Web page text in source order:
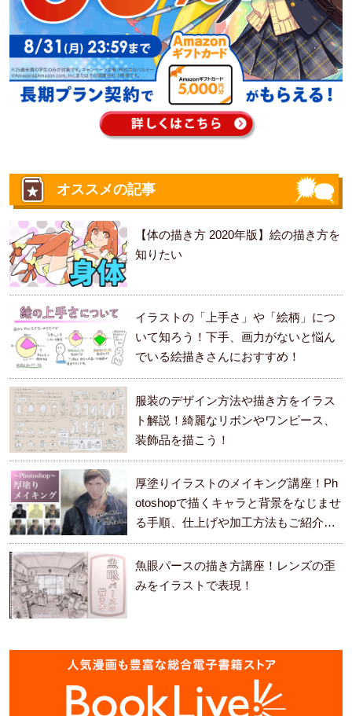
オススメの記事
【体の描き方 2020年版】絵の描き方を
知りたい
イラストの「上手さ」や「絵柄」につ
いて知ろう！下手、画力がないと悩ん
でいる絵描きさんにおすすめ！
服装のデザイン方法や描き方をイラス
ト解説！綺麗なリボンやワンピース、
装飾品を描こう！
厚塗りイラストのメイキング講座！Ph
otoshopで描くキャラと背景をなじませ
る手順、仕上げや加工方法もご紹介し
ます。
魚眼パースの描き方講座！レンズの歪
みをイラストで表現！